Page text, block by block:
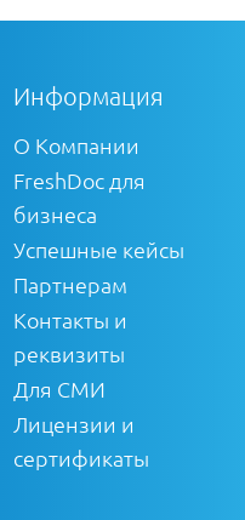
Информация
О Компании
FreshDoc для
бизнеса
Успешные кейсы
Партнерам
Контакты и
реквизиты
Для СМИ
Лицензии и
сертификаты